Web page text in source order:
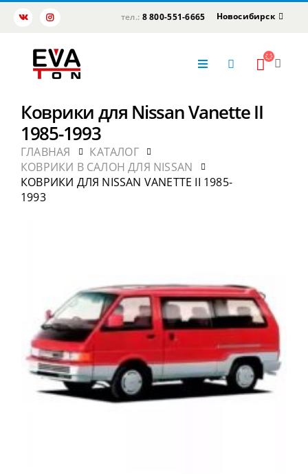
тел.: 8 800-551-6665 Новосибирск
Коврики для Nissan Vanette II
1985-1993
ГЛАВНАЯ
КАТАЛОГ
КОВРИКИ В САЛОН ДЛЯ NISSAN
КОВРИКИ ДЛЯ NISSAN VANETTE II 1985-
1993